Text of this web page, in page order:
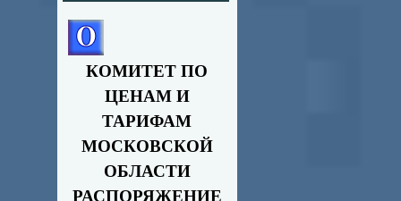
КОМИТЕТ ПО
ЦЕНАМ И
ТАРИФАМ
МОСКОВСКОЙ
ОБЛАСТИ
РАСПОРЯЖЕНИЕ